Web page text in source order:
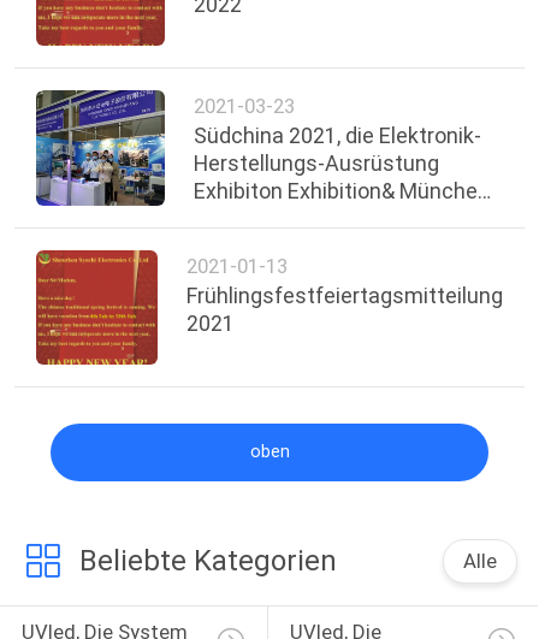
SIE
EIN
ZITAT
SITEMAP
PRIVACY
POLICY
2021-03-23
Südchina 2021, die Elektronik-
Herstellungs-Ausrüstung
Exhibiton Exhibition& München
2021-01-13
Frühlingsfestfeiertagsmitteilung
2021
oben
Beliebte Kategorien Alle
UVled, Die System UVled, Die